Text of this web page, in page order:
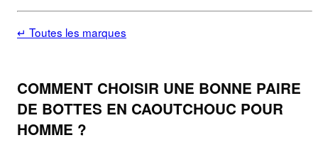
↵ Toutes les marques
COMMENT CHOISIR UNE BONNE PAIRE
DE BOTTES EN CAOUTCHOUC POUR
HOMME ?